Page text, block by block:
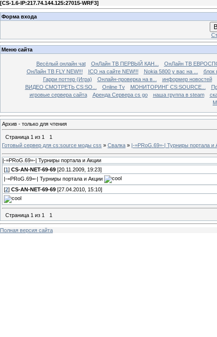
[CS-1.6-IP:217.74.144.125:27015-WRF3]
Форма входа
Меню сайта
Весёлый онлайн чаt ОнЛайн ТВ ПЕРВЫЙ КАН...
ОнЛайн ТВ
ОнЛайн ТВ FLY NEW!!!
ICQ на сайте NEW!!! Nokia 5800 у вас на ...
блок
Гарри поттер (Игра)
Онлайн-проверка на в...
информер новостей
ВИДЕО СМОТРЕТЬ CS:SO...
Online Tv МОНИТОРИНГ CS:SOURCE...
игровые сервера сайта
Аренда Сервера cs go наша группа в steam
Архив - только для чтения
Страница 1 из 1
1
Готовый сервер для cs:source моды css » Свалка » |-=PRoG.69=-| Турниры портала и
|-=PRoG.69=-| Турниры портала и Акции
[1 ] CS-AN-NET-69-69 [20.11.2009, 19:23]
|-=PRoG.69=-| Турниры портала и Акции
[2] CS-AN-NET-69-69 [27.04.2010, 15:10]
Страница 1 из 1 1
Полная версия сайта